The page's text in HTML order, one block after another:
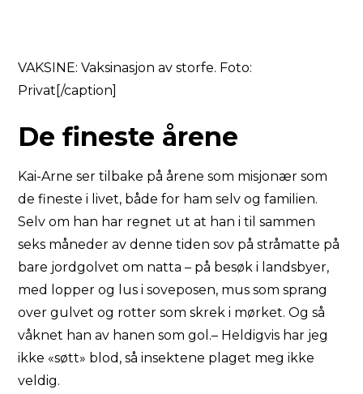
VAKSINE: Vaksinasjon av storfe. Foto:
Privat[/caption]
De fineste årene
Kai-Arne ser tilbake på årene som misjonær som
de fineste i livet, både for ham selv og familien.
Selv om han har regnet ut at han i til sammen
seks måneder av denne tiden sov på stråmatte på
bare jordgolvet om natta – på besøk i landsbyer,
med lopper og lus i soveposen, mus som sprang
over gulvet og rotter som skrek i mørket. Og så
våknet han av hanen som gol.– Heldigvis har jeg
ikke «søtt» blod, så insektene plaget meg ikke
veldig.